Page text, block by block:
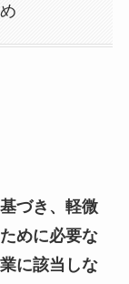
づき、軽微
めに必要な
に該当しな